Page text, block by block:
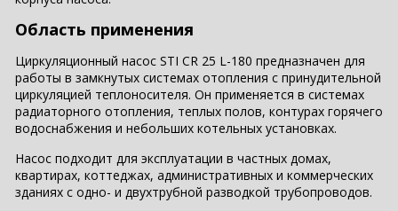
Область применения
Циркуляционный насос STI CR 25 L-180 предназначен для
работы в замкнутых системах отопления с принудительной
циркуляцией теплоносителя. Он применяется в системах
радиаторного отопления, теплых полов, контурах горячего
водоснабжения и небольших котельных установках.
Насос подходит для эксплуатации в частных домах,
квартирах, коттеджах, административных и коммерческих
зданиях с одно- и двухтрубной разводкой трубопроводов.